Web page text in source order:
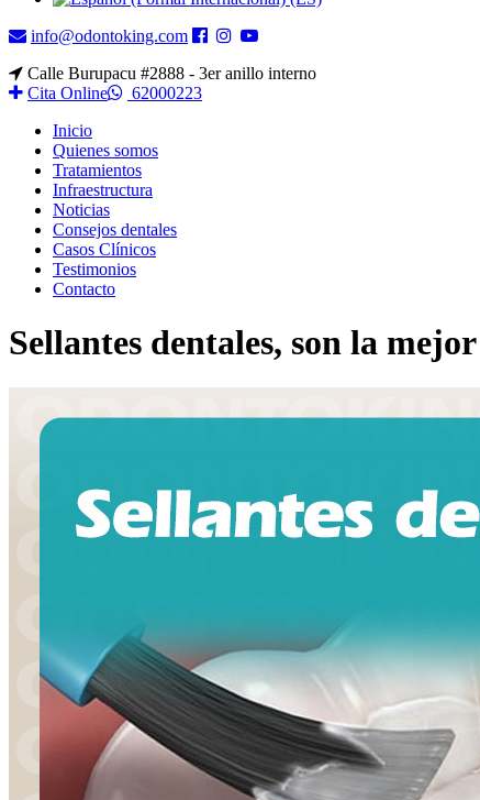
info@odontoking.com
Calle Burupacu #2888 - 3er anillo interno
Cita Online
62000223
Inicio
Quienes somos
Tratamientos
Infraestructura
Noticias
Consejos dentales
Casos Clínicos
Testimonios
Contacto
Sellantes dentales, son la